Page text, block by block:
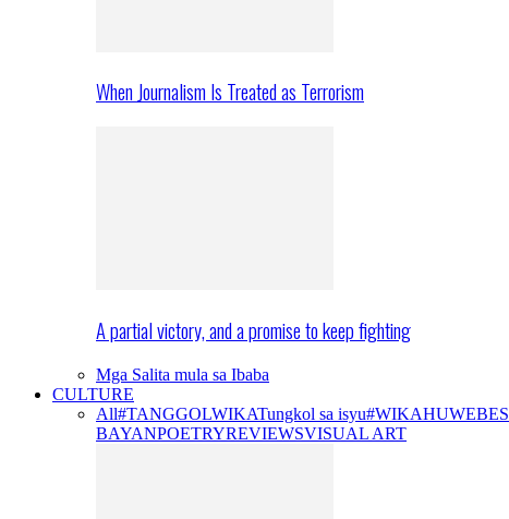
When Journalism Is Treated as Terrorism
A partial victory, and a promise to keep fighting
Mga Salita mula sa Ibaba
CULTURE
All#TANGGOLWIKATungkol sa isyu#WIKAHUWEBES
BAYANPOETRYREVIEWSVISUAL ART